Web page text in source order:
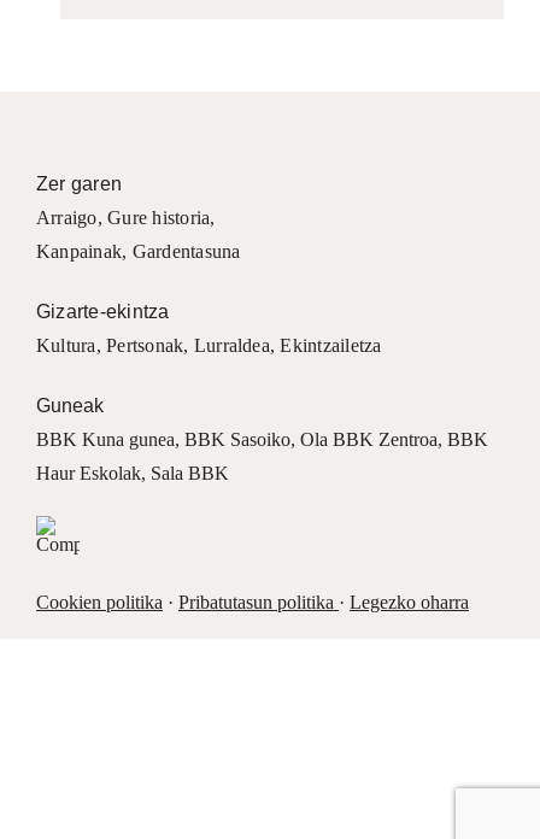
Zer garen
Arraigo,Gure historia,
Kanpainak, Gardentasuna
Gizarte-ekintza
Kultura,Pertsonak, Lurraldea,Ekintzailetza
Guneak
BBK Kuna gunea, BBK Sasoiko, Ola BBK Zentroa, BBK
Haur Eskolak, Sala BBK
Cookien politika· Pribatutasun politika · Legezko oharra